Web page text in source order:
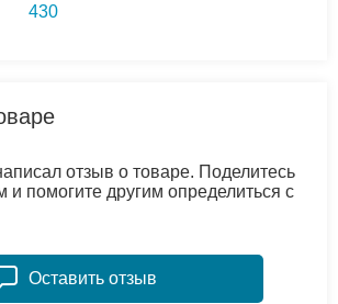
430
отзыв о товаре. Поделитесь
помогите другим определиться с
Оставить отзыв